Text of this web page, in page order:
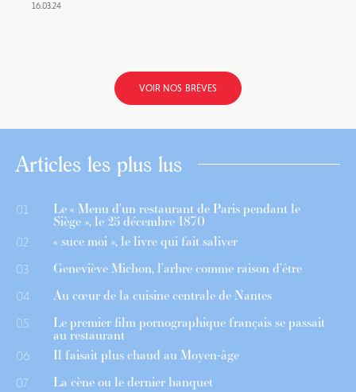
16.03.24
VOIR NOS BRÈVES
Articles les plus lus
01 Le « Menu d’un restaurant de Paris pendant le
Siège », le 25 décembre 1870
02 « suce moi », le livre qui fait saliver
03 Geneviève Michon, l’arbre comme raison d’être
04 Au cœur de la cuisine centrale de Nantes
05 Le premier film pornographique français se passait
au restaurant
06 Il faisait plus chaud au Moyen-âge
07 La cène ou le dernier banquet